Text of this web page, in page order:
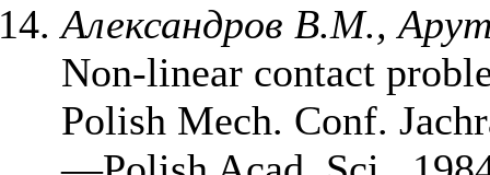
Александров В.М.,
Non-linear contact
Polish Mech. Conf.